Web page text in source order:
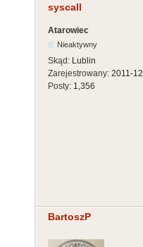
syscall
Atarowiec
Nieaktywny
Skąd: Lublin
Zarejestrowany: 2011-
Posty: 1,356
BartoszP